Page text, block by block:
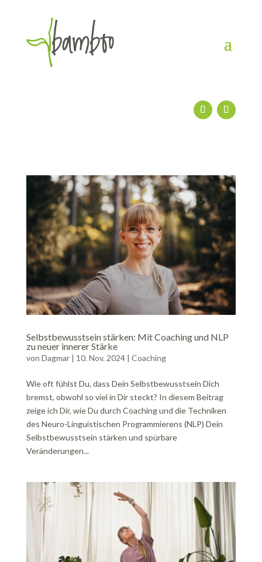
Selbstbewusstsein stärken: Mit Coaching und NLP
zu neuer innerer Stärke
von Dagmar| 10. Nov. 2024| Coaching
Wie oft fühlst Du, dass Dein Selbstbewusstsein Dich
bremst, obwohl so viel in Dir steckt? In diesem Beitrag
zeige ich Dir, wie Du durch Coaching und die Techniken
des Neuro-Linguistischen Programmierens (NLP) Dein
Selbstbewusstsein stärken und spürbare
Veränderungen...